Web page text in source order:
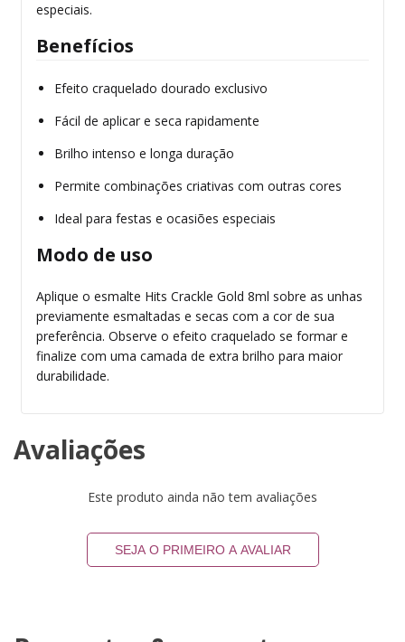
especiais.
Benefícios
Efeito craquelado dourado exclusivo
Fácil de aplicar e seca rapidamente
Brilho intenso e longa duração
Permite combinações criativas com outras cores
Ideal para festas e ocasiões especiais
Modo de uso
Aplique o esmalte Hits Crackle Gold 8ml sobre as unhas
previamente esmaltadas e secas com a cor de sua
preferência. Observe o efeito craquelado se formar e
finalize com uma camada de extra brilho para maior
durabilidade.
Avaliações
Este produto ainda não tem avaliações
SEJA O PRIMEIRO A AVALIAR